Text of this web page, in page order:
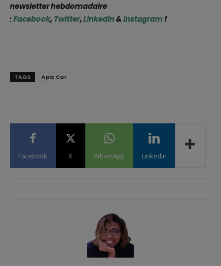
newsletter hebdomadaire
:Facebook,Twitter,LinkedIn&Instagram !
TAGS Apis Cor
Facebook X WhatsApp Linkedin